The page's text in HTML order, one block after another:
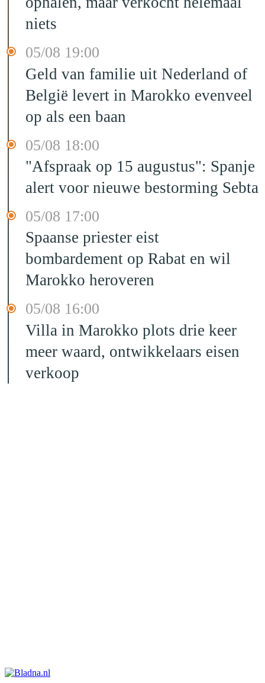
niets
05/08 19:00
Geld van familie uit Nederland of
België levert in Marokko evenveel
op als een baan
05/08 18:00
"Afspraak op 15 augustus": Spanje
alert voor nieuwe bestorming Sebta
05/08 17:00
Spaanse priester eist
bombardement op Rabat en wil
Marokko heroveren
05/08 16:00
Villa in Marokko plots drie keer
meer waard, ontwikkelaars eisen
verkoop